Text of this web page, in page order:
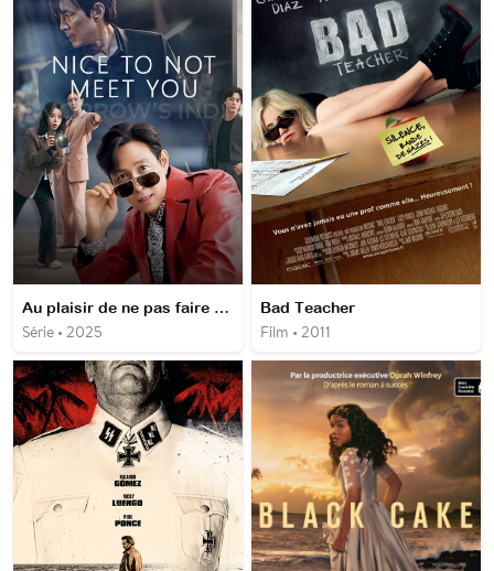
Au plaisir de ne pas faire ta connaissance
Série • 2025
Bad Teacher
Film • 2011